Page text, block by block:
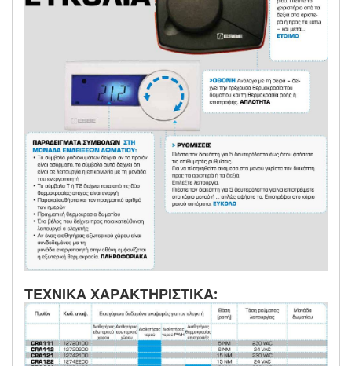
ΤΕΧΝΙΚΑ ΧΑΡΑΚΤΗΡΙΣΤΙΚΑ: